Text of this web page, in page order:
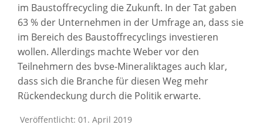
im Baustoffrecycling die Zukunft. In der Tat gaben
63 % der Unternehmen in der Umfrage an, dass sie
im Bereich des Baustoffrecyclings investieren
wollen. Allerdings machte Weber vor den
Teilnehmern des bvse-Mineraliktages auch klar,
dass sich die Branche für diesen Weg mehr
Rückendeckung durch die Politik erwarte.
Veröffentlicht: 01. April 2019